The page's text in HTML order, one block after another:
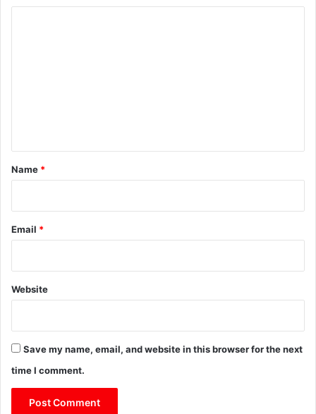
*
Name *
Email *
Website
Save my name, email, and website in this browser for the next
time I comment.